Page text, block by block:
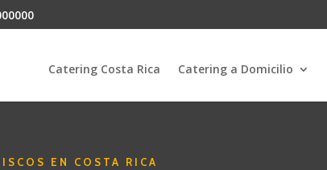
Catering Costa Rica Catering a Domicilio
EN COSTA RICA